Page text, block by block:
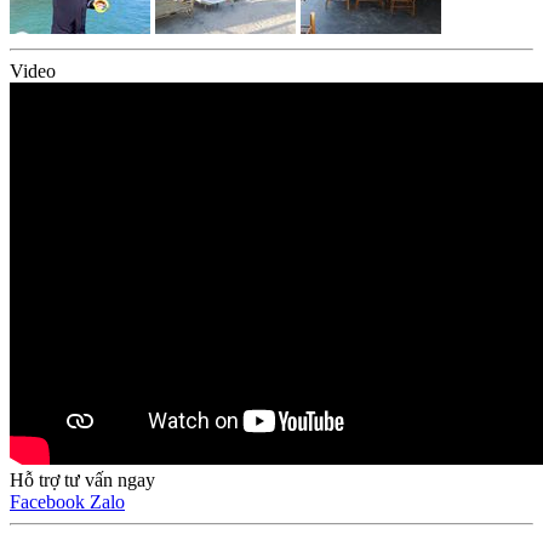
Video
Hỗ trợ tư vấn ngay
Facebook Zalo